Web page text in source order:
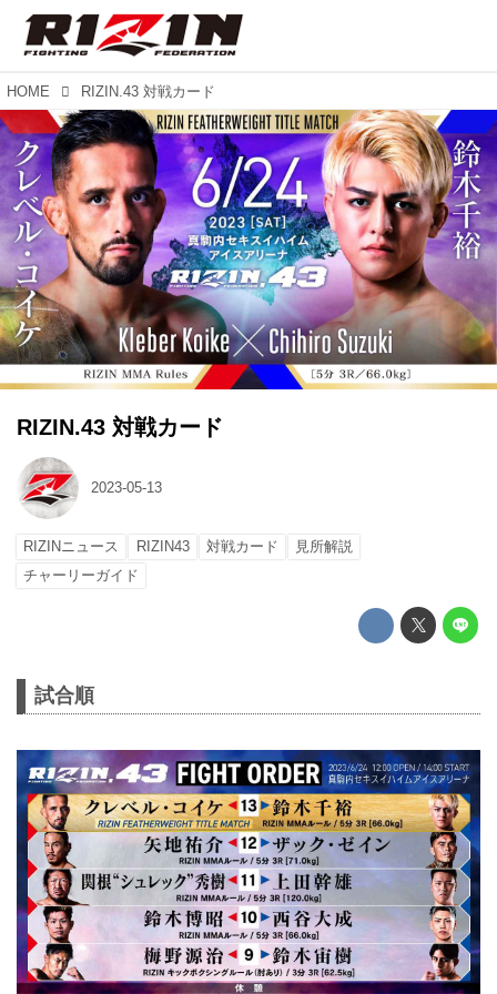
HOME RIZIN.43 対戦カード
RIZIN.43 対戦カード
2023-05-13
RIZINニュース RIZIN43 対戦カード
見所解説
チャーリーガイド
試合順